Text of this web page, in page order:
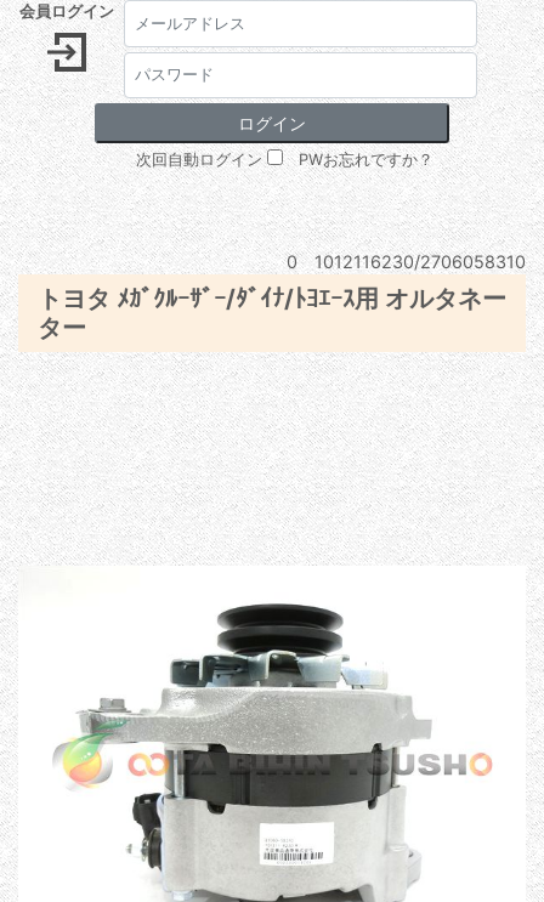
会員ログイン
次回自動ログイン PWお忘れですか？
0 1012116230/2706058310
トヨタ ﾒｶﾞｸﾙｰｻﾞｰ/ﾀﾞｲﾅ/ﾄﾖｴｰｽ用 オルタネー
ター